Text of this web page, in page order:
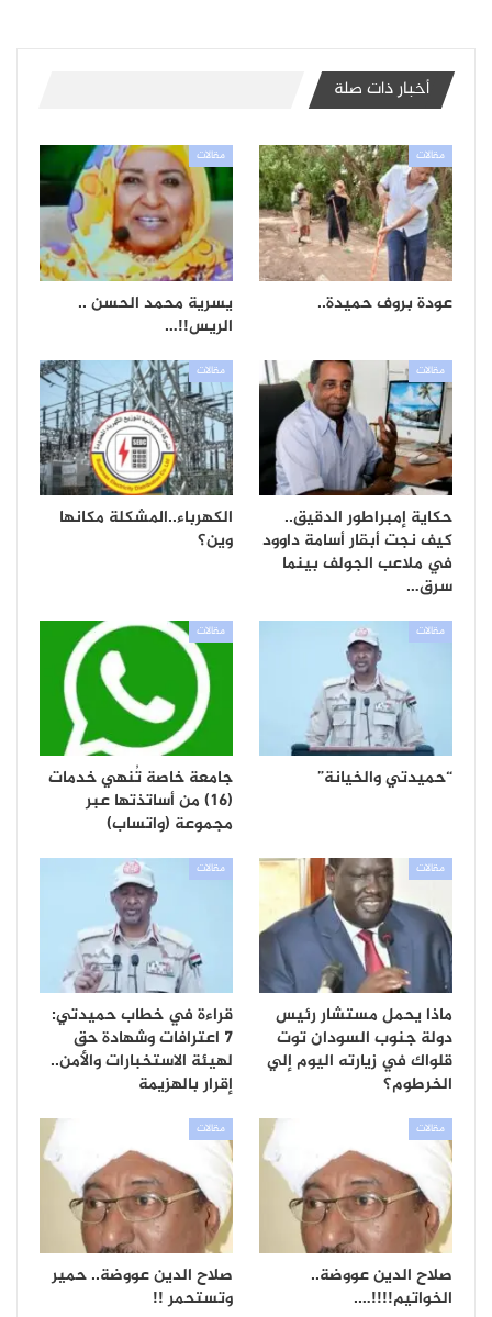
أخبار ذات صلة
مقالات
عودة بروف حميدة..
مقالات
يسرية محمد الحسن ..
الريس!!…
مقالات
حكاية إمبراطور الدقيق..
كيف نجت أبقار أسامة داوود
في ملاعب الجولف بينما
سرق…
مقالات
الكهرباء..المشكلة مكانها
وين؟
مقالات
“حميدتي والخيانة”
مقالات
جامعة خاصة تُنهي خدمات
(16) من أساتذتها عبر
مجموعة (واتساب)
مقالات
ماذا يحمل مستشار رئيس
دولة جنوب السودان توت
قلواك في زيارته اليوم إلي
الخرطوم؟
مقالات
قراءة في خطاب حميدتي:
7 اعترافات وشهادة حق
لهيئة الاستخبارات والأمن..
إقرار بالهزيمة
مقالات
صلاح الدين عووضة..
الخواتيم!!!!….
مقالات
صلاح الدين عووضة.. حمير
وتستحمر !!